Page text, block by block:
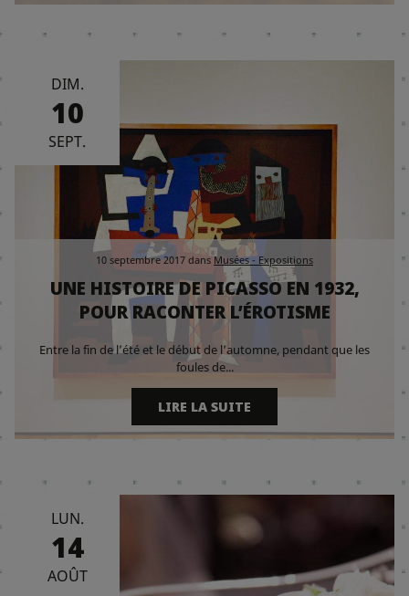
DIM.
10
SEPT.
10 septembre 2017 dans Musées - Expositions
UNE HISTOIRE DE PICASSO EN 1932,
POUR RACONTER L’ÉROTISME
Entre la fin de l’été et le début de l’automne, pendant que les
foules de...
LIRE LA SUITE
LUN.
14
AOÛT